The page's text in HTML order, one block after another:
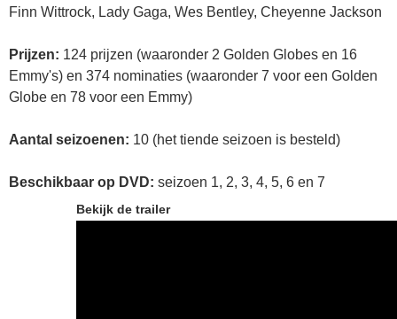
Finn Wittrock, Lady Gaga, Wes Bentley, Cheyenne Jackson
Prijzen: 124 prijzen (waaronder 2 Golden Globes en 16
Emmy's) en 374 nominaties (waaronder 7 voor een Golden
Globe en 78 voor een Emmy)
Aantal seizoenen: 10 (het tiende seizoen is besteld)
Beschikbaar op DVD: seizoen 1, 2, 3, 4, 5, 6 en 7
Bekijk de trailer